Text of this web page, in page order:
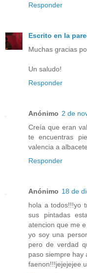
Responder
Escrito en la
Muchas gracias
Un saludo!
Responder
Anónimo 2 de
Creía que eran
te encuentras
valencia a
Responder
Anónimo 18 de
hola a todos!!!yo
sus pintadas
atencion que me
yo soy una
pero de verdad
paso siempre hay
faenon!!!jejejejee